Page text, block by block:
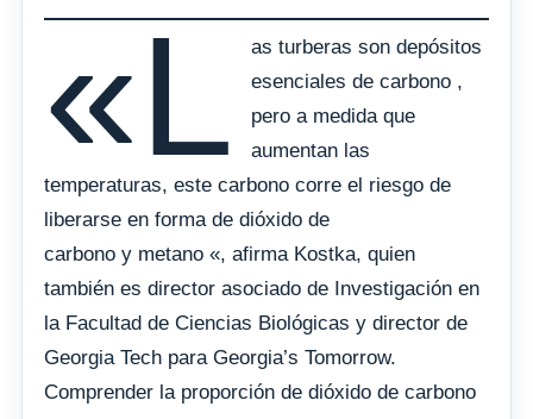
«L
as turberas son depósitos
esenciales de carbono ,
pero a medida que
aumentan las
temperaturas, este carbono corre el riesgo de
liberarse en forma de dióxido de
carbono y metano «, afirma Kostka, quien
también es director asociado de Investigación en
la Facultad de Ciencias Biológicas y director de
Georgia Tech para Georgia’s Tomorrow.
Comprender la proporción de dióxido de carbono